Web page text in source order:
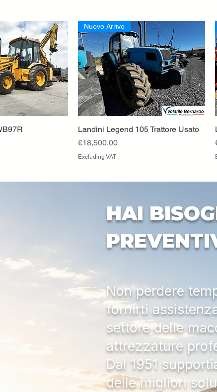
View Quick View
Nuovo Arrivo
Landini Legend 105 Trattore Usato
Price
€18,500.00
Excluding VAT
HAI
Non perdere
fornirti
settore delle
attrezzature
Dal 1951
delle migliori